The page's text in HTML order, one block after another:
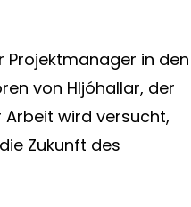
Projektmanager in den
von Hljóhallar, der
Arbeit wird versucht,
Zukunft des